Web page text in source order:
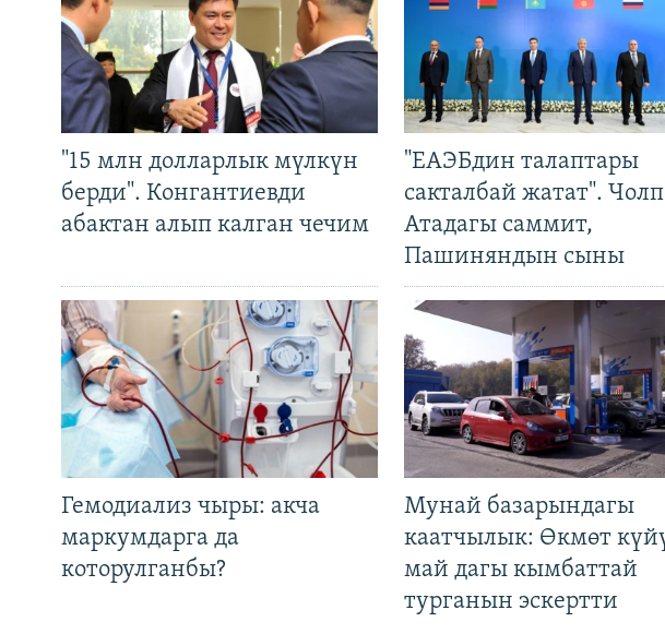
"15 млн долларлык мүлкүн
берди". Конгантиевди
абактан алып калган чечим
"ЕАЭБдин талаптары
сакталбай жатат".
Атадагы саммит,
Пашиняндын сыны
Гемодиализ чыры: акча
маркумдарга да
которулганбы?
Мунай базарындагы
каатчылык: Өкмөт
май дагы кымбаттай
турганын эскертти